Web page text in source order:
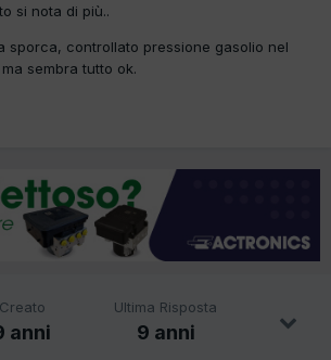
si nota di più..
sporca, controllato pressione gasolio nel
sembra tutto ok.
Creato
anni
Ultima Risposta
9 anni